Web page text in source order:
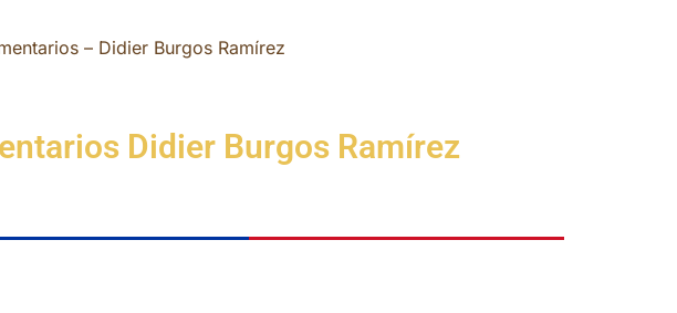
– Didier Burgos Ramírez
Didier Burgos Ramírez